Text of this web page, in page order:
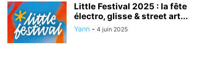
Little Festival 2025 : la fête
électro, glisse & street art...
Yann - 4 juin 2025